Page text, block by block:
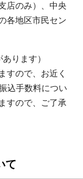
店のみ）、中央
各地区市民セン
ります）
すので、お近く
込手数料につい
すので、ご了承
て